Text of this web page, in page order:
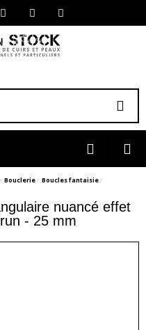
Bouclerie Boucles fantaisie
nuancé effet
- 25 mm